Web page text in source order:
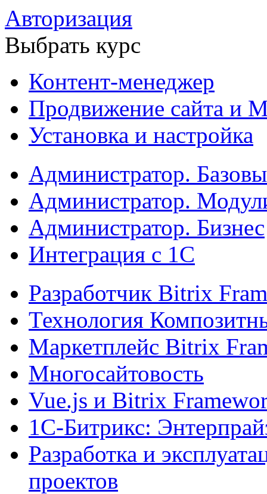
Авторизация
Выбрать курс
Контент-менеджер
Продвижение сайта и
Установка и настройка
Администратор.
Администратор.
Администратор. Бизнес
Интеграция с 1С
Разработчик Bitrix
Технология
Маркетплейс Bitrix
Многосайтовость
Vue.js и Bitrix
1С-Битрикс:
Разработка и
проектов